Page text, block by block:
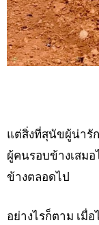
แต่สิ่งที่สุนัขผู้น่ารั
ผู้คนรอบข้างเสม
ข้างตลอดไป
อย่างไรก็ตาม เมื่